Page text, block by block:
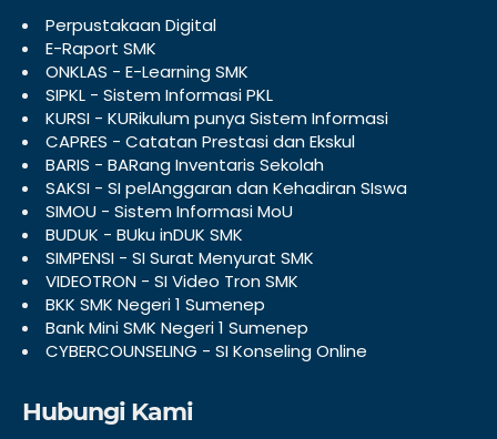
Perpustakaan Digital
E-Raport SMK
ONKLAS - E-Learning SMK
SIPKL - Sistem Informasi PKL
KURSI - KURikulum punya Sistem Informasi
CAPRES - Catatan Prestasi dan Ekskul
BARIS - BARang Inventaris Sekolah
SAKSI - SI pelAnggaran dan Kehadiran SIswa
SIMOU - Sistem Informasi MoU
BUDUK - BUku inDUK SMK
SIMPENSI - SI Surat Menyurat SMK
VIDEOTRON - SI Video Tron SMK
BKK SMK Negeri 1 Sumenep
Bank Mini SMK Negeri 1 Sumenep
CYBERCOUNSELING - SI Konseling Online
Hubungi Kami